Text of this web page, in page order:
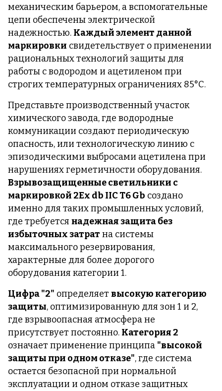
механическим барьером, а вспомогательные
цепи обеспечены электрической
надежностью. Каждый элемент данной
маркировки свидетельствует о применении
рациональных технологий защиты для
работы с водородом и ацетиленом при
строгих температурных ограничениях 85°C.
Представьте производственный участок
химического завода, где водородные
коммуникации создают периодическую
опасность, или технологическую линию с
эпизодическими выбросами ацетилена при
нарушениях герметичности оборудования.
Взрывозащищенные светильники с
маркировкой 2Ex db IIC T6 Gb создано
именно для таких промышленных условий,
где требуется надежная защита без
избыточных затрат на системы
максимального резервирования,
характерные для более дорогого
оборудования категории 1.
Цифра "2" определяет высокую категорию
защиты, оптимизированную для зон 1 и 2,
где взрывоопасная атмосфера не
присутствует постоянно. Категория 2
означает применение принципа "высокой
защиты при одном отказе", где система
остается безопасной при нормальной
эксплуатации и одном отказе защитных